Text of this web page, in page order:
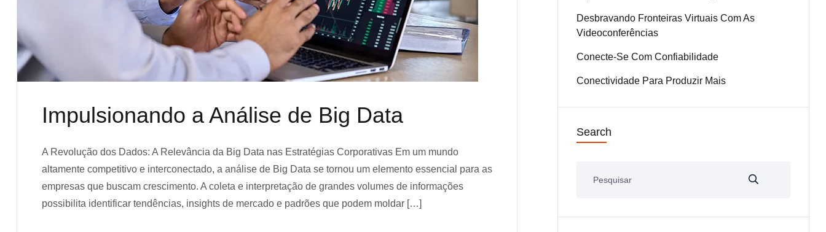
Impulsionando a Análise de Big Data
A Revolução dos Dados: A Relevância da Big Data nas Estratégias Corporativas Em um mundo
altamente competitivo e interconectado, a análise de Big Data se tornou um elemento essencial para as
empresas que buscam crescimento. A coleta e interpretação de grandes volumes de informações
possibilita identificar tendências, insights de mercado e padrões que podem moldar […]
Desbravando Fronteiras Virtuais Com As
Videoconferências
Conecte-Se Com Confiabilidade
Conectividade Para Produzir Mais
Search